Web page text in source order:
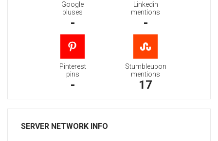
Google
pluses
-
Linkedin
mentions
-
Pinterest
pins
-
Stumbleupon
mentions
17
SERVER NETWORK INFO